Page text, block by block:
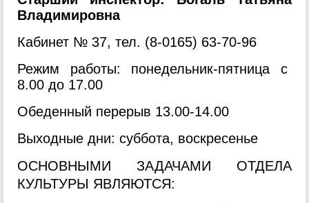
Владимировна
Кабинет № 37, тел. (8-0165) 63-70-96
Режим работы: понедельник-пятница с
8.00 до 17.00
Обеденный перерыв 13.00-14.00
Выходные дни: суббота, воскресенье
ОСНОВНЫМИ ЗАДАЧАМИ ОТДЕЛА
КУЛЬТУРЫ ЯВЛЯЮТСЯ: